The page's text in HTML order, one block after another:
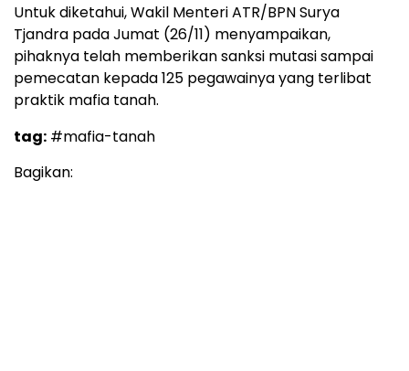
Untuk diketahui, Wakil Menteri ATR/BPN Surya
Tjandra pada Jumat (26/11) menyampaikan,
pihaknya telah memberikan sanksi mutasi sampai
pemecatan kepada 125 pegawainya yang terlibat
praktik mafia tanah.
tag: #mafia-tanah
Bagikan: